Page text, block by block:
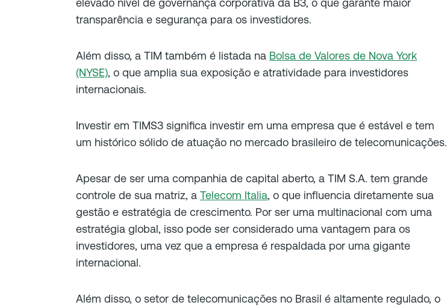
elevado nível de governança corporativa da B3, o que garante maior
transparência e segurança para os investidores.
Além disso, a TIM também é listada na Bolsa de Valores de Nova York
(NYSE), o que amplia sua exposição e atratividade para investidores
internacionais.
Investir em TIMS3 significa investir em uma empresa que é estável e tem
um histórico sólido de atuação no mercado brasileiro de telecomunicações.
Apesar de ser uma companhia de capital aberto, a TIM S.A. tem grande
controle de sua matriz, a Telecom Italia, o que influencia diretamente sua
gestão e estratégia de crescimento. Por ser uma multinacional com uma
estratégia global, isso pode ser considerado uma vantagem para os
investidores, uma vez que a empresa é respaldada por uma gigante
internacional.
Além disso, o setor de telecomunicações no Brasil é altamente regulado, o